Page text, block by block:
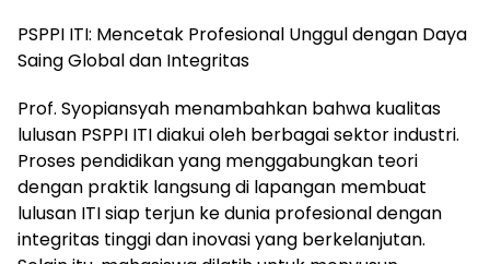
PSPPI ITI: Mencetak Profesional Unggul dengan Daya
Saing Global dan Integritas
Prof. Syopiansyah menambahkan bahwa kualitas
lulusan PSPPI ITI diakui oleh berbagai sektor industri.
Proses pendidikan yang menggabungkan teori
dengan praktik langsung di lapangan membuat
lulusan ITI siap terjun ke dunia profesional dengan
integritas tinggi dan inovasi yang berkelanjutan.